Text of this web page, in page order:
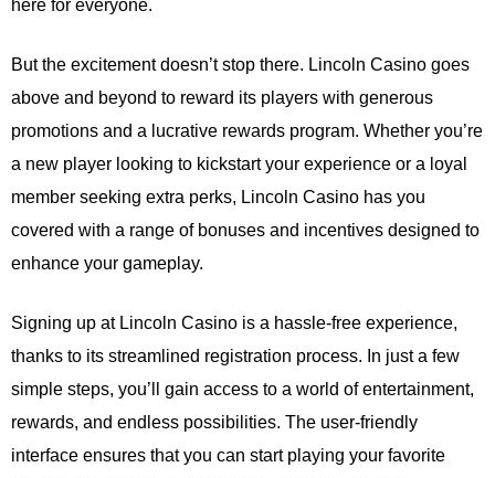
here for everyone.
But the excitement doesn’t stop there. Lincoln Casino goes
above and beyond to reward its players with generous
promotions and a lucrative rewards program. Whether you’re
a new player looking to kickstart your experience or a loyal
member seeking extra perks, Lincoln Casino has you
covered with a range of bonuses and incentives designed to
enhance your gameplay.
Signing up at Lincoln Casino is a hassle-free experience,
thanks to its streamlined registration process. In just a few
simple steps, you’ll gain access to a world of entertainment,
rewards, and endless possibilities. The user-friendly
interface ensures that you can start playing your favorite